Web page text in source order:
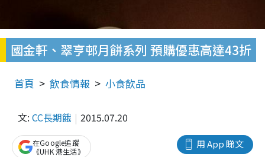
國金軒、翠亨邨月餅系列 預購優惠高達43折
首頁 飲食情報 小食飲品
文: CC長期餓 2015.07.20
用 App 睇文
在Google追蹤
《UHK 港生活》